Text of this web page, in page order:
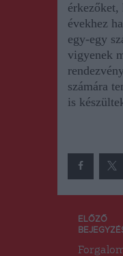
évekhez
egy-egy
vigyenek
számára
is
ELŐZŐ